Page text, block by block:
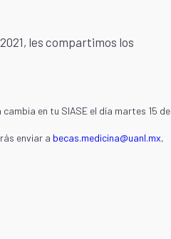
les compartimos los
en tu SIASE el día martes 15 de
enviar a becas.medicina@uanl.mx,